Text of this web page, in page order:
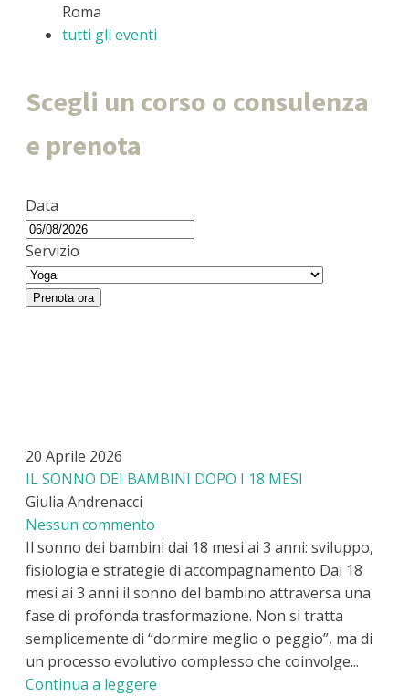
Roma
tutti gli eventi
Scegli un corso o consulenza
e prenota
Data
Servizio
Prenota ora
20 Aprile 2026
IL SONNO DEI BAMBINI DOPO I 18 MESI
Giulia Andrenacci
Nessun commento
Il sonno dei bambini dai 18 mesi ai 3 anni: sviluppo,
fisiologia e strategie di accompagnamento Dai 18
mesi ai 3 anni il sonno del bambino attraversa una
fase di profonda trasformazione. Non si tratta
semplicemente di “dormire meglio o peggio”, ma di
un processo evolutivo complesso che coinvolge...
Continua a leggere